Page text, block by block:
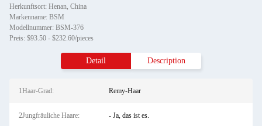
Herkunftsort: Henan, China
Markenname: BSM
Modellnummer: BSM-376
Preis: $93.50 - $232.60/pieces
Detail Description
1Haar-Grad: Remy-Haar
2Jungfräuliche Haare: - Ja, das ist es.